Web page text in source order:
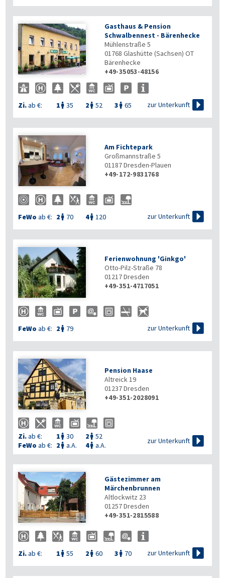
Gasthaus & Pension
Schwalbennest - Bärenhecke
Mühlenstraße 5
01768 Glashütte (Sachsen) OT
Bärenhecke
+49-35053-48156
Zi.ab €: 1  35 2  52 3  65 zur Unterkunft 
Am Fichtepark
Großmannstraße 5
01187Dresden-Plauen
+49-172-9831768
FeWo ab €: 2  70 4 120 zur Unterkunft 
Ferienwohnung 'Ginkgo'
Otto-Pilz-Straße 78
01217Dresden
+49-351-4717051
FeWo ab €: 2  79 zur Unterkunft 

Pension Haase
Altreick 19
01237Dresden
+49-351-2028091
Zi.ab €: 1  30 2  52
FeWo ab €: 2  a.A. 4 a.A.
zur Unterkunft 

Gästezimmer am
Märchenbrunnen
Altlockwitz 23
01257Dresden
+49-351-2815588
Zi.ab €: 1  55 2  60 3  70 zur Unterkunft 